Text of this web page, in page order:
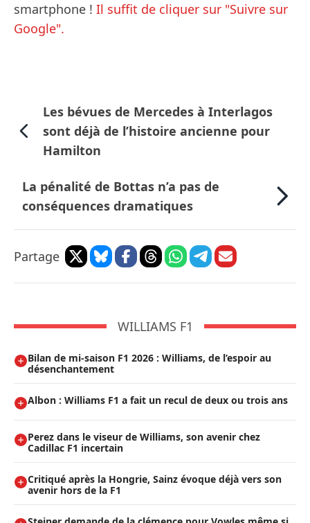
smartphone ! Il suffit de cliquer sur "Suivre sur
Google".
Les bévues de Mercedes à Interlagos
sont déjà de l’histoire ancienne pour
Hamilton
La pénalité de Bottas n’a pas de
conséquences dramatiques
Partage
WILLIAMS F1
Bilan de mi-saison F1 2026 : Williams, de l’espoir au
désenchantement
Albon : Williams F1 a fait un recul de deux ou trois ans
Perez dans le viseur de Williams, son avenir chez
Cadillac F1 incertain
Critiqué après la Hongrie, Sainz évoque déjà vers son
avenir hors de la F1